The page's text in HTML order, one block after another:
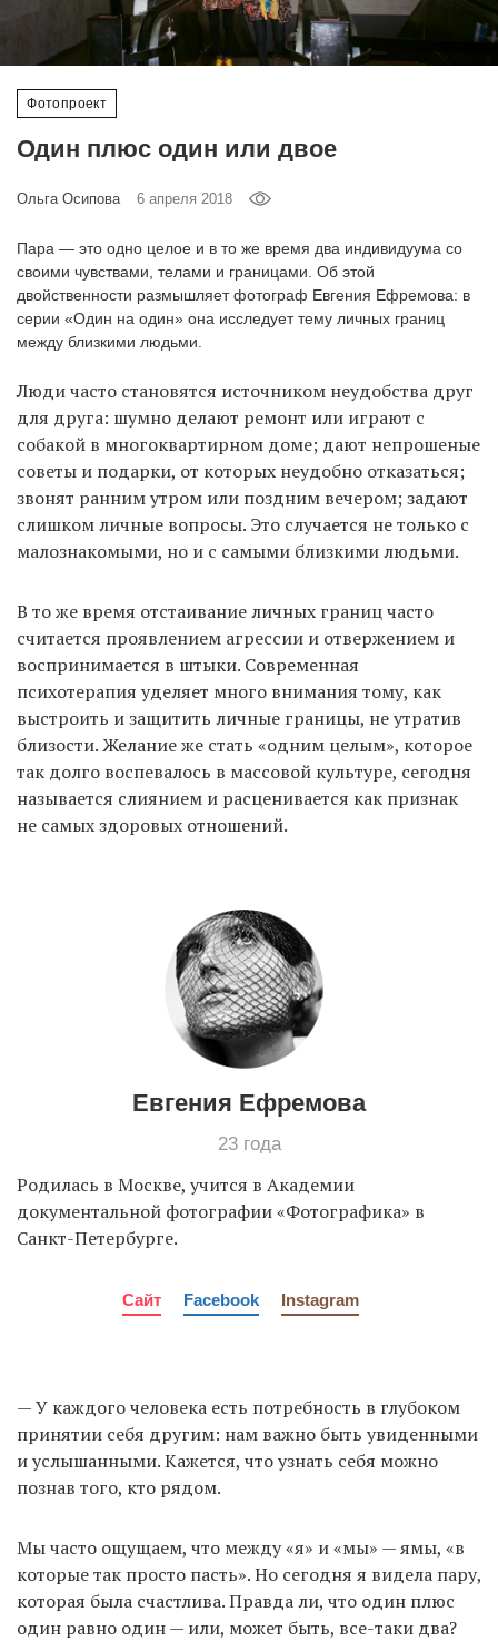
Фотопроект
Один плюс один или двое
Ольга Осипова 6 апреля 2018
Пара — это одно целое и в то же время два индивидуума со
своими чувствами, телами и границами. Об этой
двойственности размышляет фотограф Евгения Ефремова: в
серии «Один на один» она исследует тему личных границ
между близкими людьми.
Люди часто становятся источником неудобства друг
для друга: шумно делают ремонт или играют с
собакой в многоквартирном доме; дают непрошеные
советы и подарки, от которых неудобно отказаться;
звонят ранним утром или поздним вечером; задают
слишком личные вопросы. Это случается не только с
малознакомыми, но и с самыми близкими людьми.
В то же время отстаивание личных границ часто
считается проявлением агрессии и отвержением и
воспринимается в штыки. Современная
психотерапия уделяет много внимания тому, как
выстроить и защитить личные границы, не утратив
близости. Желание же стать «одним целым», которое
так долго воспевалось в массовой культуре, сегодня
называется слиянием и расценивается как признак
не самых здоровых отношений.
Евгения Ефремова
23 года
Родилась в Москве, учится в Академии
документальной фотографии «Фотографика» в
Санкт-Петербурге.
Сайт Facebook Instagram
— У каждого человека есть потребность в глубоком
принятии себя другим: нам важно быть увиденными
и услышанными. Кажется, что узнать себя можно
познав того, кто рядом.
Мы часто ощущаем, что между «я» и «мы» — ямы, «в
которые так просто пасть». Но сегодня я видела пару,
которая была счастлива. Правда ли, что один плюс
один равно один — или, может быть, все-таки два?